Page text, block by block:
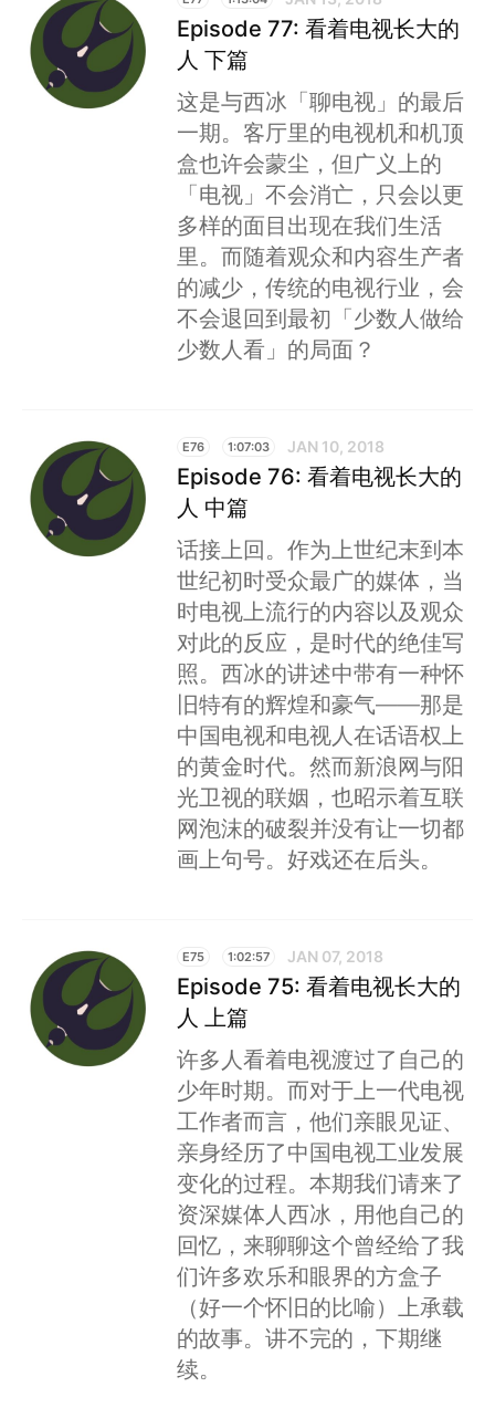
Episode 77: 看着电视长大的
人 下篇
这是与西冰「聊电视」的最后
一期。客厅里的电视机和机顶
盒也许会蒙尘，但广义上的
「电视」不会消亡，只会以更
多样的面目出现在我们生活
里。而随着观众和内容生产者
的减少，传统的电视行业，会
不会退回到最初「少数人做给
少数人看」的局面？
E76 1:07:03 JAN 10, 2018
Episode 76: 看着电视长大的
人 中篇
话接上回。作为上世纪末到本
世纪初时受众最广的媒体，当
时电视上流行的内容以及观众
对此的反应，是时代的绝佳写
照。西冰的讲述中带有一种怀
旧特有的辉煌和豪气——那是
中国电视和电视人在话语权上
的黄金时代。然而新浪网与阳
光卫视的联姻，也昭示着互联
网泡沫的破裂并没有让一切都
画上句号。好戏还在后头。
E75 1:02:57 JAN 07, 2018
Episode 75: 看着电视长大的
人 上篇
许多人看着电视渡过了自己的
少年时期。而对于上一代电视
工作者而言，他们亲眼见证、
亲身经历了中国电视工业发展
变化的过程。本期我们请来了
资深媒体人西冰，用他自己的
回忆，来聊聊这个曾经给了我
们许多欢乐和眼界的方盒子
（好一个怀旧的比喻）上承载
的故事。讲不完的，下期继
续。